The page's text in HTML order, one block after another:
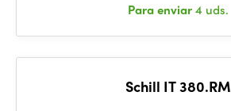
Para enviar4 uds.
Schill IT 380.RM